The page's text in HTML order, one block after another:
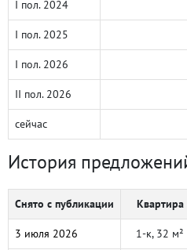
I пол. 2024
I пол. 2025
I пол. 2026
II пол. 2026
сейчас
История
Снято с публикации Квартира
3 июля 2026 1-к, 32 м²